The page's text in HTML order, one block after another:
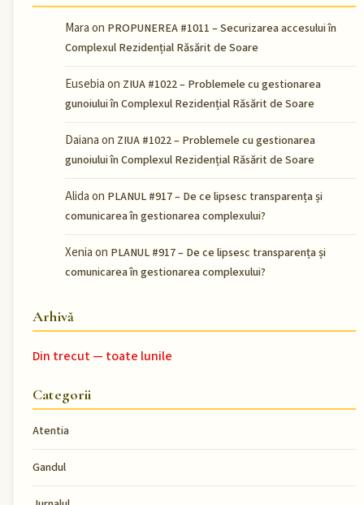
Maraon PROPUNEREA #1011 – Securizarea accesului în
Complexul Rezidențial Răsărit de Soare
Eusebiaon ZIUA #1022 – Problemele cu gestionarea
gunoiului în Complexul Rezidențial Răsărit de Soare
Daianaon ZIUA #1022 – Problemele cu gestionarea
gunoiului în Complexul Rezidențial Răsărit de Soare
Alidaon PLANUL #917 – De ce lipsesc transparența și
comunicarea în gestionarea complexului?
Xeniaon PLANUL #917 – De ce lipsesc transparența și
comunicarea în gestionarea complexului?
Arhivă
Din trecut — toate lunile
Categorii
Atentia
Gandul